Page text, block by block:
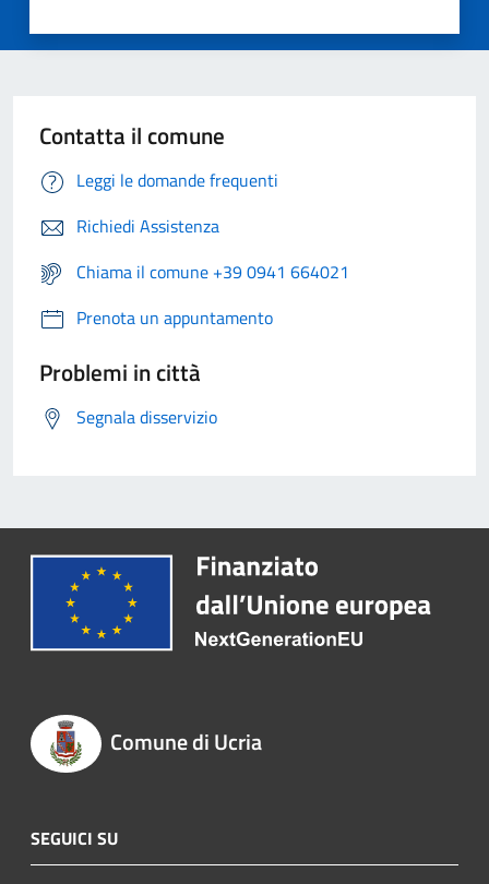
Contatta il comune
Leggi le domande frequenti
Richiedi Assistenza
Chiama il comune +39 0941 664021
Prenota un appuntamento
Problemi in città
Segnala disservizio
Comune di Ucria
SEGUICI SU